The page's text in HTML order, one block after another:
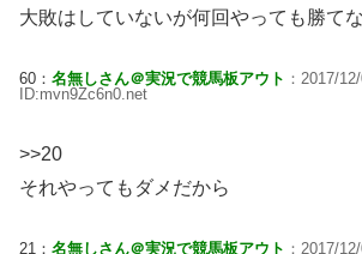
大敗はしていないが何回やっても勝て
60： 名無しさん＠実況で競馬板アウト ：2017/
ID:mvn9Zc6n0.net
>>20
それやってもダメだから
21： 名無しさん＠実況で競馬板アウト ：2017/